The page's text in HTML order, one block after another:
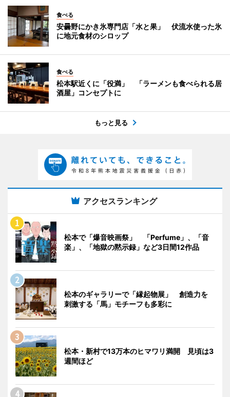
食べる
安曇野にかき氷専門店「水と果」 伏流水使った氷
に地元食材のシロップ
食べる
松本駅近くに「役満」 「ラーメンも食べられる居
酒屋」コンセプトに
もっと見る
アクセスランキング
松本で「爆音映画祭」 「Perfume」、「音
楽」、「地獄の黙示録」など3日間12作品
松本のギャラリーで「縁起物展」 創造力を
刺激する「馬」モチーフも多彩に
松本・新村で13万本のヒマワリ満開 見頃は3
週間ほど